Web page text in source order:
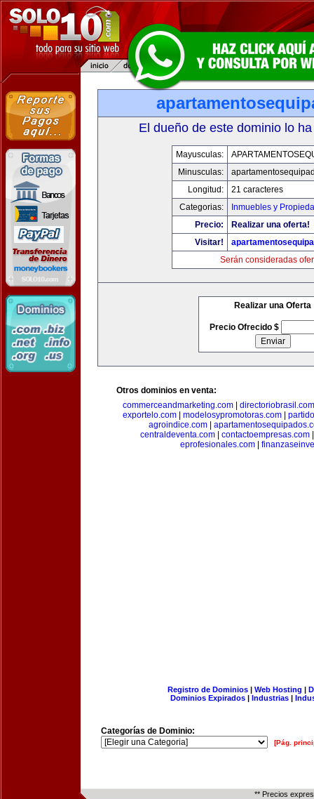
El dueño de este dominio lo
Mayusculas:
Minusculas:
Longitud:
21 caracteres
Categorias:
Inmuebles y
Precio:
Realizar una oferta!
Visitar!
Serán consideradas
Realizar una Oferta
Precio Ofrecido $
Otros dominios en venta:
commerceandmarketing.com| directoriobrasil.com
exportelo.com
modelosypromotoras.com
agroindice.com
centraldeventa.com
contactoempresas.com
eprofesionales.com
Registro de Dominios| Web Hosting |
Dominios Expirados | Industrias |
Categorías de Dominio:
[Pág.
** Precios